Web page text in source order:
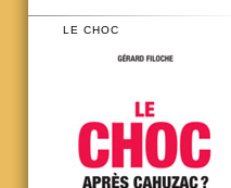
LE CHOC